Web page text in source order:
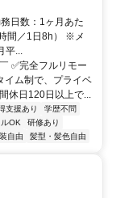
日数：1ヶ月あた
間／1日8h） ※メ
平...
✅完全フルリモー
イム制で、プライベ
休日120日以上で...
支援あり
学歴不問
OK
研修あり
自由 髪型・髪色自由